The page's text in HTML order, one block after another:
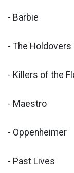
- Barbie
- The Holdovers
- Killers of the
- Maestro
- Oppenheimer
- Past Lives